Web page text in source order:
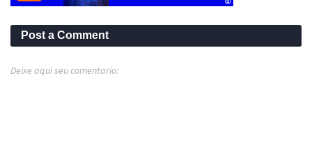
Post a Comment
Deixe aqui seu comentario: